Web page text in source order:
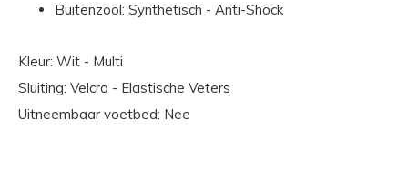
Buitenzool: Synthetisch - Anti-Shock
Kleur: Wit - Multi
Sluiting: Velcro - Elastische Veters
Uitneembaar voetbed: Nee